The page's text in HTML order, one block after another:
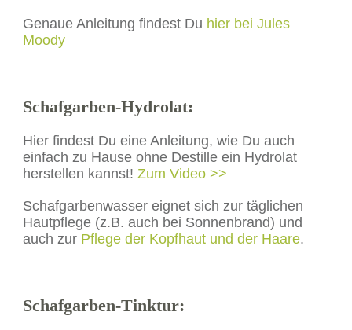
Genaue Anleitung findest Du hier bei Jules
Moody
Schafgarben-Hydrolat:
Hier findest Du eine Anleitung, wie Du auch
einfach zu Hause ohne Destille ein Hydrolat
herstellen kannst! Zum Video >>
Schafgarbenwasser eignet sich zur täglichen
Hautpflege (z.B. auch bei Sonnenbrand) und
auch zur Pflege der Kopfhaut und der Haare.
Schafgarben-Tinktur: